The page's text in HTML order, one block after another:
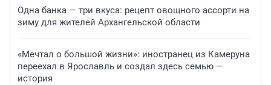
Одна банка — три вкуса: рецепт овощного ассорти на
зиму для жителей Архангельской области
«Мечтал о большой жизни»: иностранец из Камеруна
переехал в Ярославль и создал здесь семью —
история